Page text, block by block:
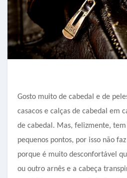
Gosto muito de cabedal e de
casacos e calças de cabedal em
de cabedal. Mas, felizmente,
pequenos pontos, por isso não
porque é muito desconfortável
ou outro arnês e a cabeça